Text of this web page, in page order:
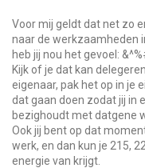
Voor mij geldt dat net zo
naar de werkzaamheden
heb jij nou het gevoel:
Kijk of je dat kan
eigenaar, pak het op in je
dat gaan doen zodat jij in
bezighoudt met datgene
Ook jij bent op dat
werk, en dan kun je 215,
energie van krijgt.